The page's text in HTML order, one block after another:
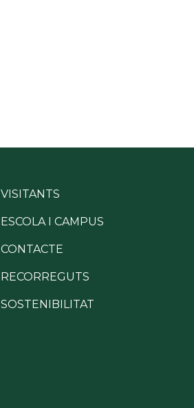
VISITANTS
ESCOLA I CAMPUS
CONTACTE
RECORREGUTS
SOSTENIBILITAT